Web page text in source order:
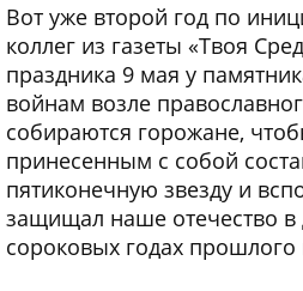
Вот уже второй год по
коллег из газеты «Твоя
праздника 9 мая у
войнам возле
собираются горожане,
принесенным с собой
пятиконечную звезду и
защищал наше отечество в
сороковых годах прошлого